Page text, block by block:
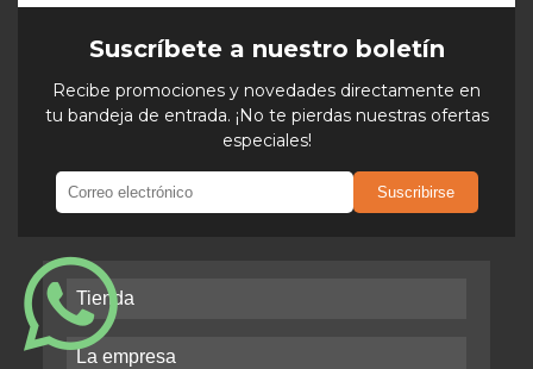
Suscríbete a nuestro boletín
Recibe promociones y novedades directamente en
tu bandeja de entrada. ¡No te pierdas nuestras ofertas
especiales!
Suscribirse
Tienda
La empresa